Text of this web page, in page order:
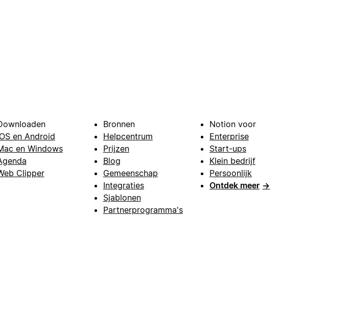
en Android
en Windows
Clipper
Bronnen
Helpcentrum
Prijzen
Blog
Gemeenschap
Integraties
Sjablonen
Partnerprogramma's
Notion voor
Enterprise
Start-ups
Klein bedrijf
Persoonlijk
Ontdek meer →